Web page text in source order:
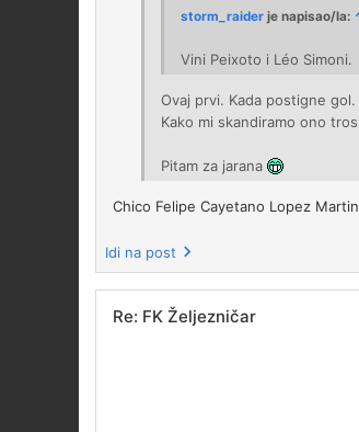
storm_raider je napisao/la:
Vini Peixoto i Léo Simoni.
Ovaj prvi. Kada postigne gol.
Kako mi skandiramo ono
Pitam za jarana
Chico Felipe Cayetano Lopez
Idi na post
Re: FK Željezničar